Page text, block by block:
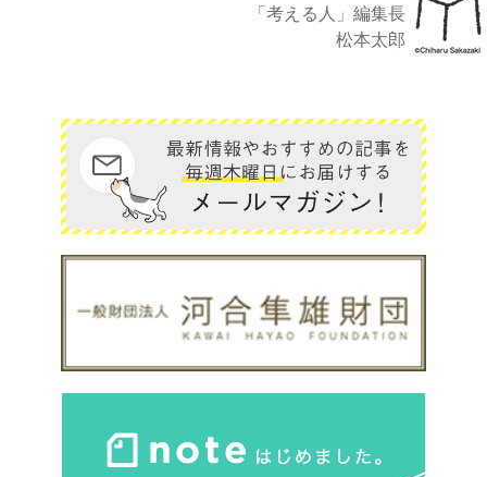
「考える人」編集長
松本太郎